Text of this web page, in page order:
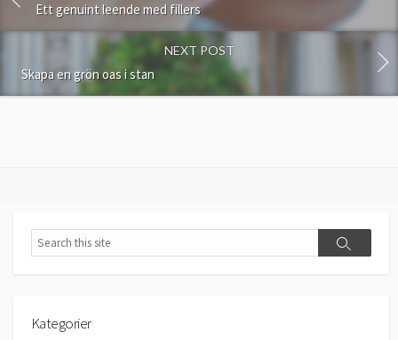
Ett genuint leende med fillers
NEXT POST
Skapa en grön oas i stan
Search
Search
Kategorier